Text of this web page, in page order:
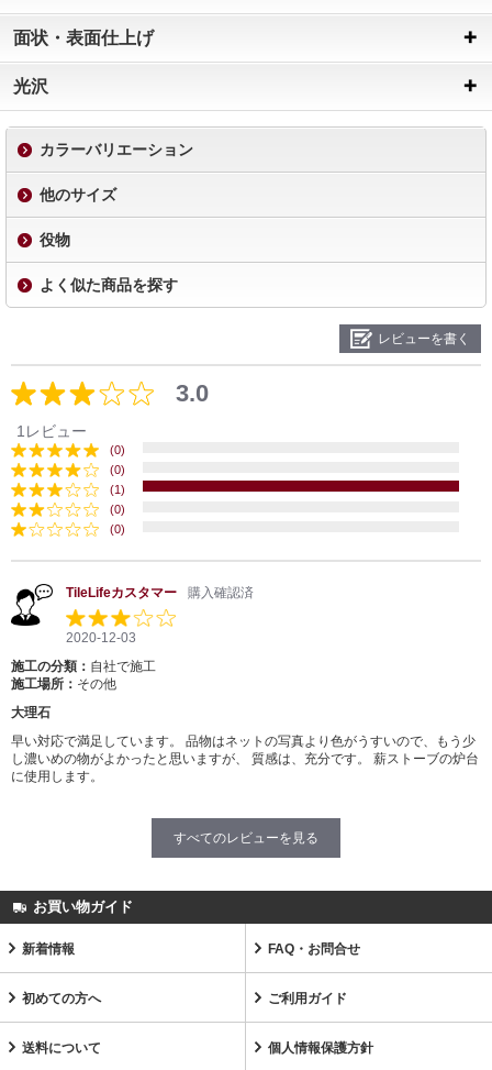
面状・表面仕上げ
光沢
カラーバリエーション
他のサイズ
役物
よく似た商品を探す
レビューを書く
3.0
1レビュー
(0)
(0)
(1)
(0)
(0)
TileLifeカスタマー 購入確認済
2020-12-03
施工の分類： 自社で施工
施工場所： その他
大理石
早い対応で満足しています。 品物はネットの写真より色がうすいので、もう少
し濃いめの物がよかったと思いますが、 質感は、充分です。 薪ストーブの炉台
に使用します。
すべてのレビューを見る
お買い物ガイド
新着情報 FAQ・お問合せ
初めての方へ ご利用ガイド
送料について 個人情報保護方針